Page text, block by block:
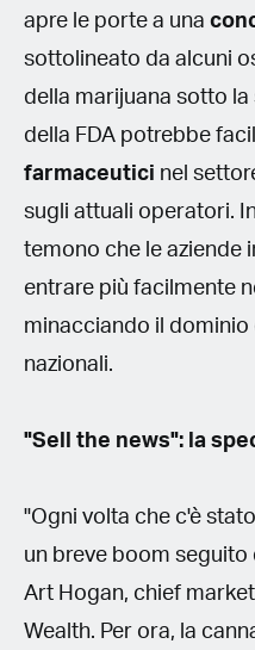
apre le porte a una
sottolineato da alcuni
della marijuana sotto
della FDA potrebbe
farmaceutici nel
sugli attuali operatori.
temono che le aziende
entrare più facilmente
minacciando il
nazionali.
"Sell the news": la
"Ogni volta che c'è
un breve boom seguito
Art Hogan, chief
Wealth. Per ora, la